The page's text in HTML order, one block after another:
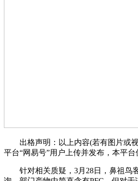
出格声明：以上内容(若有图片或视
平台“网易号”用户上传并发布，本平台
针对相关质疑，3月28日，鼻祖鸟